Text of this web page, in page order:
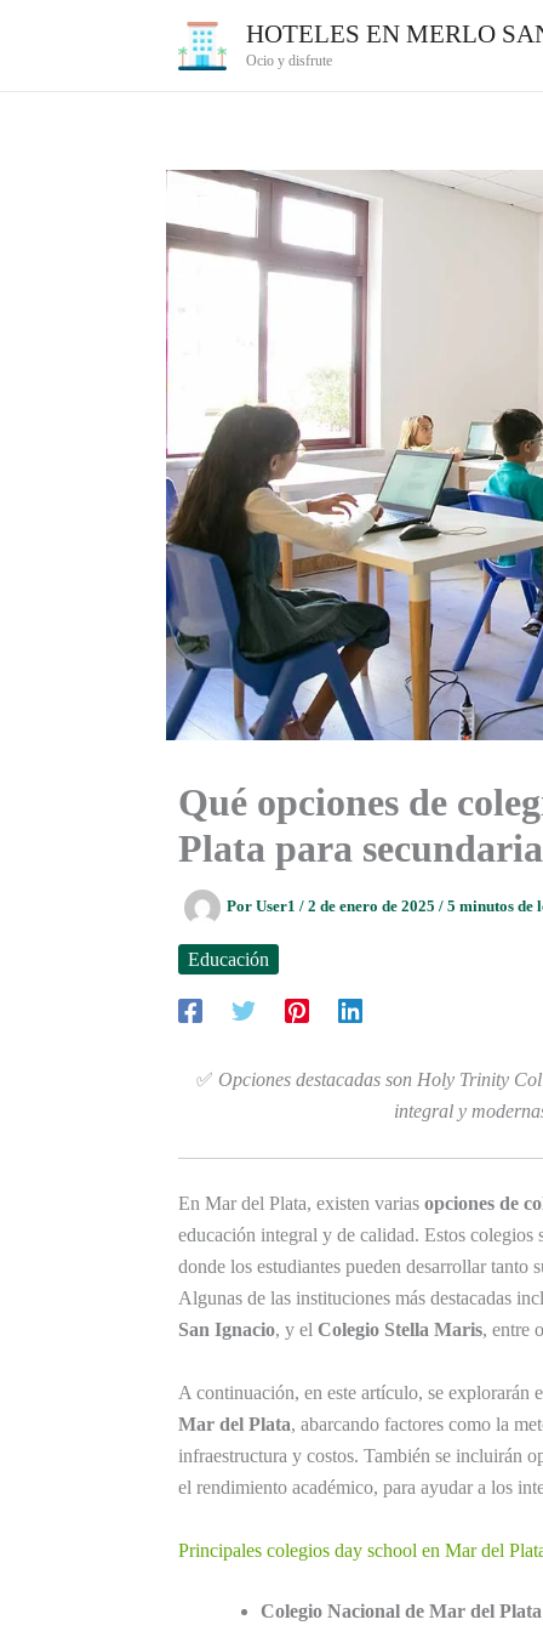
HOTELES EN MERLO
Ocio y disfrute
Qué opciones de
Plata para
Por User1 / 2 de enero de 2025 / 5 minutos de
Educación
✅ Opciones destacadas son Holy Trinity
integral y
En Mar del Plata, existen varias opciones de
educación integral y de calidad. Estos colegios
donde los estudiantes pueden desarrollar tanto
Algunas de las instituciones más destacadas
San Ignacio, y el Colegio Stella Maris, entre
A continuación, en este artículo, se explorarán
Mar del Plata, abarcando factores como la
infraestructura y costos. También se incluirán
el rendimiento académico, para ayudar a los
Principales colegios day school en Mar del
Colegio Nacional de Mar del